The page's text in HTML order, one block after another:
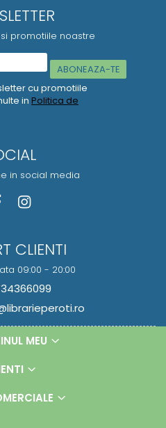
promotiile noastre
cu promotiile
in Politica de
in social media
CLIENTI
09:00 - 20:00
MEU